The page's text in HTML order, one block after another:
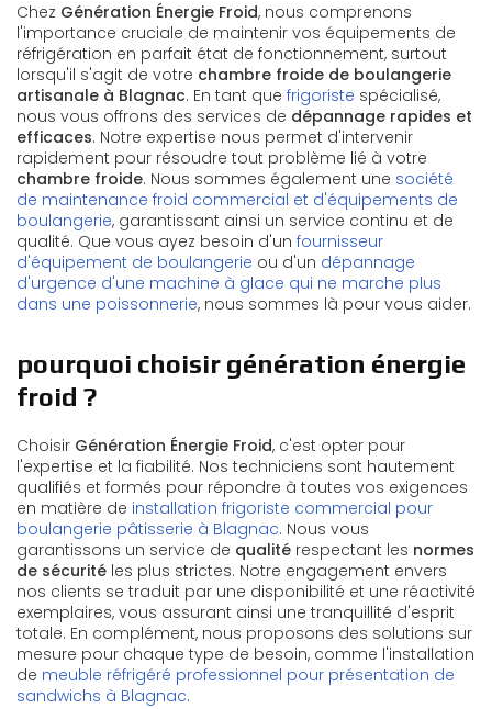
Chez Génération Énergie Froid, nous comprenons
l'importance cruciale de maintenir vos équipements de
réfrigération en parfait état de fonctionnement, surtout
lorsqu'il s'agit de votre chambre froide de boulangerie
artisanale à Blagnac. En tant que frigoriste spécialisé,
nous vous offrons des services de dépannage rapides et
efficaces. Notre expertise nous permet d'intervenir
rapidement pour résoudre tout problème lié à votre
chambre froide. Nous sommes également une société
de maintenance froid commercial et d'équipements de
boulangerie, garantissant ainsi un service continu et de
qualité. Que vous ayez besoin d'un fournisseur
d'équipement de boulangerie ou d'un dépannage
d'urgence d'une machine à glace qui ne marche plus
dans une poissonnerie, nous sommes là pour vous aider.
pourquoi choisir génération énergie
froid ?
Choisir Génération Énergie Froid, c'est opter pour
l'expertise et la fiabilité. Nos techniciens sont hautement
qualifiés et formés pour répondre à toutes vos exigences
en matière de installation frigoriste commercial pour
boulangerie pâtisserie à Blagnac. Nous vous
garantissons un service de qualité respectant les normes
de sécurité les plus strictes. Notre engagement envers
nos clients se traduit par une disponibilité et une réactivité
exemplaires, vous assurant ainsi une tranquillité d'esprit
totale. En complément, nous proposons des solutions sur
mesure pour chaque type de besoin, comme l'installation
de meuble réfrigéré professionnel pour présentation de
sandwichs à Blagnac.